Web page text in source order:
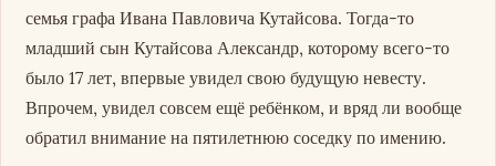
семья графа Ивана Павловича Кутайсова. Тогда-то
младший сын Кутайсова Александр, которому всего-то
было 17 лет, впервые увидел свою будущую невесту.
Впрочем, увидел совсем ещё ребёнком, и вряд ли вообще
обратил внимание на пятилетнюю соседку по имению.